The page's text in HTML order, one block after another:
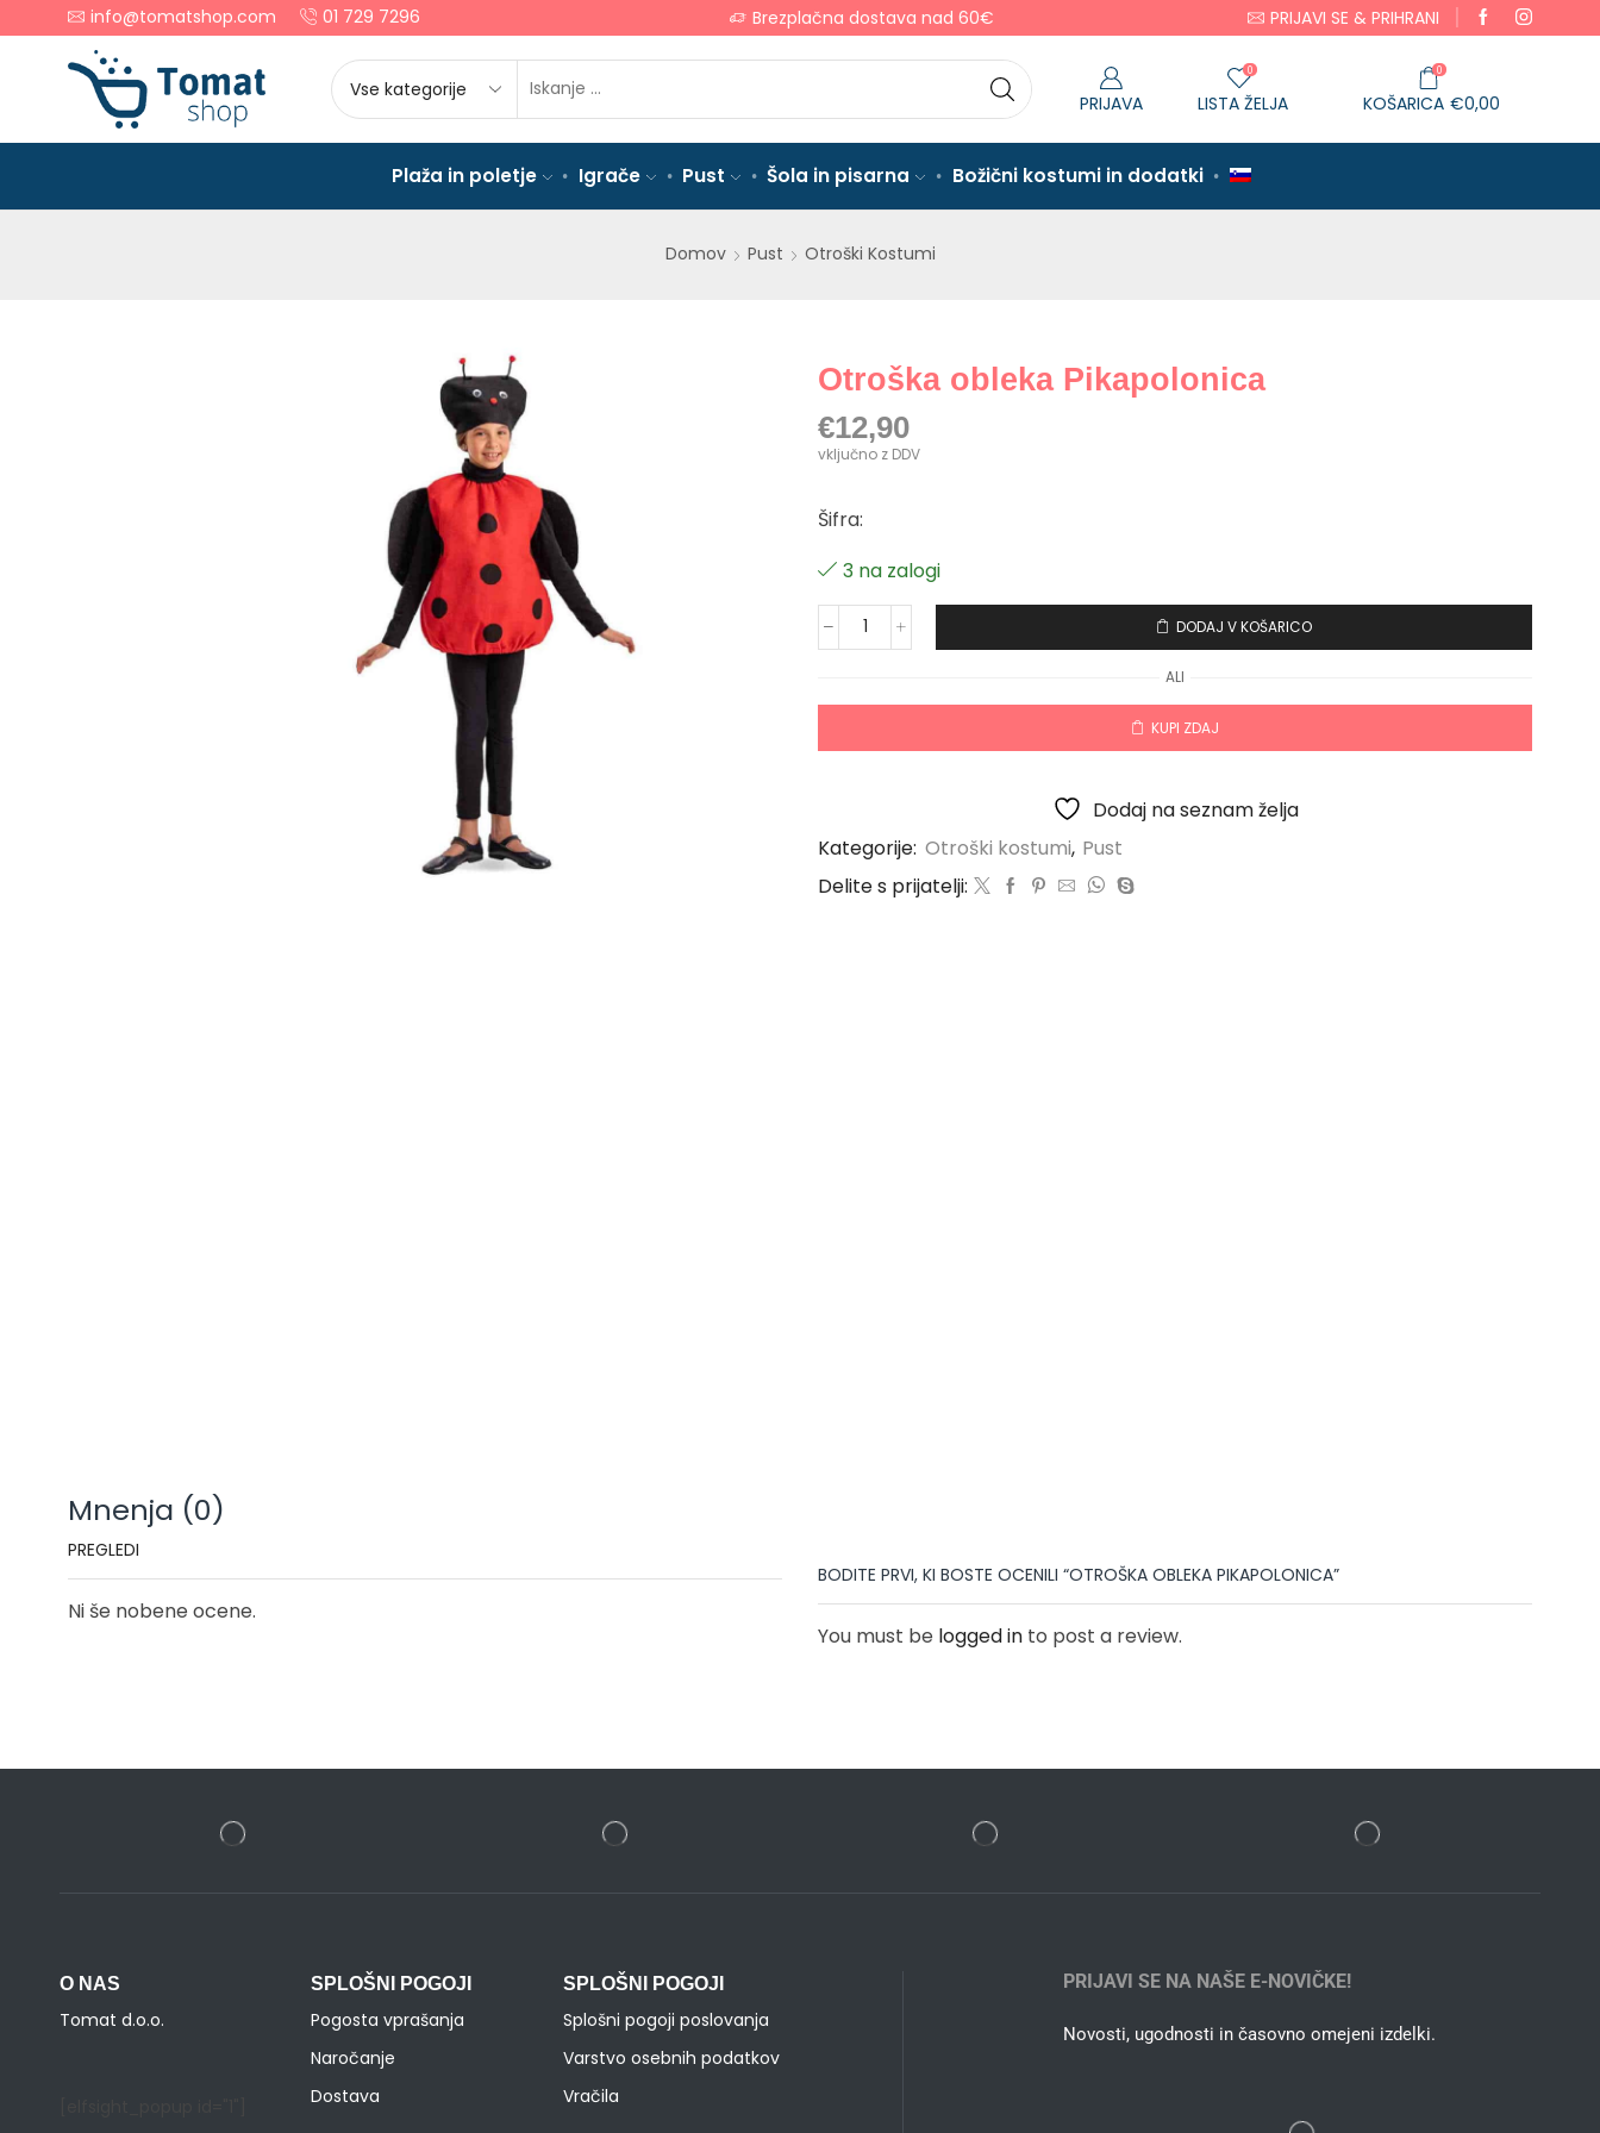
info@tomatshop.com 01 729 7296 Brezplačna dostava nad 60€ Garancija 14 dni
PRIJAVI SE & PRIHRANI
PRIJAVA
0
LISTA ŽELJA
0
KOŠARICA €0,00
Plaža in poletje Igrače Pust Šola in pisarna Božični kostumi in dodatki
Domov Pust Otroški Kostumi
Otroška obleka Pikapolonica
€12,90
vključno z DDV
Šifra:
3 na zalogi
DODAJ V KOŠARICO
ALI
KUPI ZDAJ
Dodaj na seznam želja
Kategorije: Otroški kostumi, Pust
Delite s prijatelji:
Mnenja (0)
PREGLEDI
Ni še nobene ocene.
BODITE PRVI, KI BOSTE OCENILI “OTROŠKA OBLEKA PIKAPOLONICA”
You must be logged in to post a review.
O NAS
Tomat d.o.o.
SPLOŠNI POGOJI
Pogosta vprašanja
Naročanje
Dostava
SPLOŠNI POGOJI
Splošni pogoji poslovanja
Varstvo osebnih podatkov
Vračila
PRIJAVI SE NA NAŠE E-NOVIČKE!
Novosti, ugodnosti in časovno omejeni izdelki.